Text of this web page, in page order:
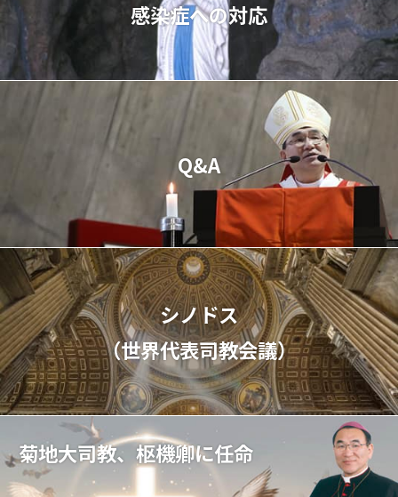
感染症への対応
Q&A
シノドス
（世界代表司教会議）
菊地大司教、枢機卿に任命